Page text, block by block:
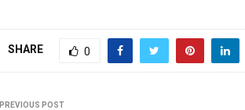
SHARE 0
PREVIOUS POST